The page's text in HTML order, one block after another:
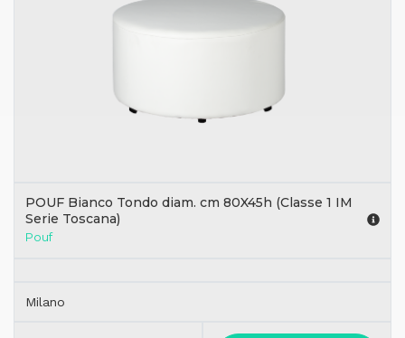
POUF Bianco Tondo diam. cm 80X45h (Classe 1 IM
Serie Toscana)
Pouf
Milano